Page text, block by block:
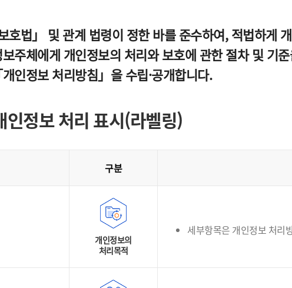
법」 및 관계 법령이 정한 바를 준수하여, 적법하게
주체에게 개인정보의 처리와 보호에 관한 절차 및 기
인정보 처리방침」을 수립·공개합니다.
인정보 처리 표시(라벨링)
구분
개인정보의
처리목적
세부항목은 개인정보 처리